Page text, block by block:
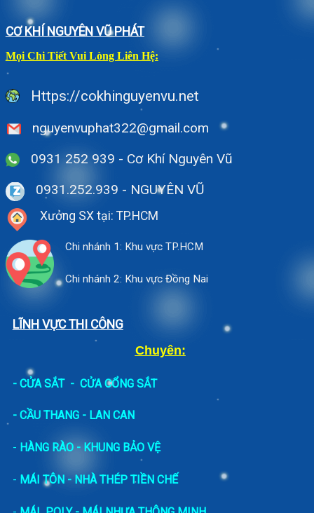
CƠ KHÍ NGUYÊN VŨ PHÁT
Mọi Chi Tiết Vui Lòng Liên Hệ:
Https://cokhinguyenvu.net
nguyenvuphat322@gmail.com
0931 252 939 - Cơ Khí Nguyên Vũ
0931.252.939 - NGUYÊN VŨ
Xưởng SX tại: TP.HCM
Chi nhánh 1: Khu vực TP.HCM
Chi nhánh 2: Khu vực Đồng Nai
LĨNH VỰC THI CÔNG
Chuyên:
- CỬA SẮT- CỬA CỔNG SẮT
- CẦU THANG - LAN CAN
- HÀNG RÀO - KHUNG BẢO VỆ
- MÁI TÔN - NHÀ THÉP TIỀN CHẾ